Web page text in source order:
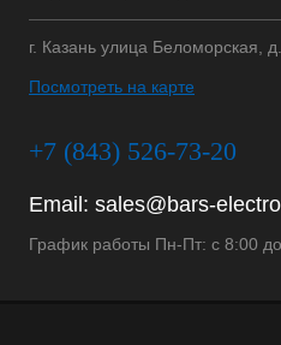
г. Казань улица Беломорская,
Посмотреть на карте
+7 (843) 526-73-20
Email: sales@bars-
График работы Пн-Пт: с 8:00